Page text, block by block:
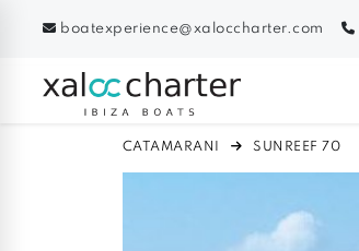
boatexperience@xaloccharter.com
CATAMARANI SUNREEF 70